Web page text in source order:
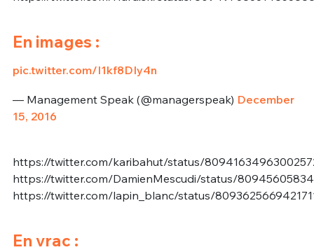
En images :
pic.twitter.com/I1kf8DIy4n
— Management Speak (@managerspeak) December
15, 2016
https://twitter.com/karibahut/status/
https://twitter.com/DamienMescudi/status/
https://twitter.com/lapin_blanc/status/
En vrac :